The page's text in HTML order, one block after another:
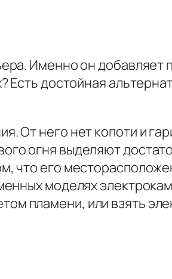
Именно он
Есть достойная
От него нет копоти и
огня выделяют
что его
моделях
пламени, или взять